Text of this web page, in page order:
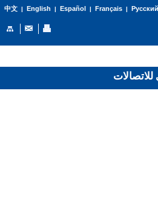
中文| English | Español | Français| Русский
للاتصالات